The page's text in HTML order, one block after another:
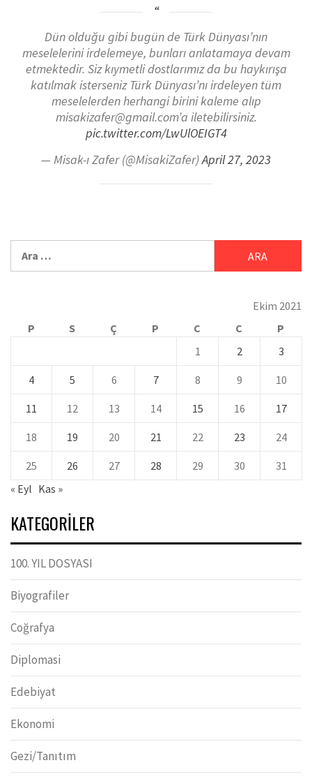
Dün olduğu gibi bugün de Türk Dünyası’nın
meselelerini irdelemeye, bunları anlatamaya devam
etmektedir. Siz kıymetli dostlarımız da bu haykırışa
katılmak isterseniz Türk Dünyası’nı irdeleyen tüm
meselelerden herhangi birini kaleme alıp
misakizafer@gmail.com’a iletebilirsiniz.
pic.twitter.com/LwUlOEIGT4
— Misak-ı Zafer (@MisakiZafer)April 27, 2023
Ekim 2021
P
S Ç P C C
P
1
2 3
4 5 6 7 8 9 10
11 12 13 14 15 16 17
18 19 20 21 22 23 24
25 26 27 28 29 30
31
« Eyl Kas »
KATEGORILER
100. YIL DOSYASI
Biyografiler
Coğrafya
Diplomasi
Edebiyat
Ekonomi
Gezi/Tanıtım